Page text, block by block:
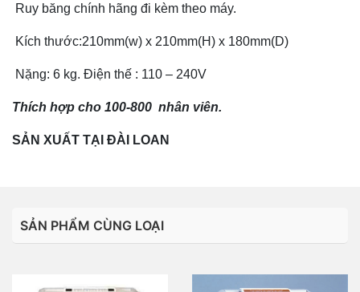
Ruy băng chính hãng đi kèm theo máy.
Kích thước:210mm(w) x 210mm(H) x 180mm(D)
Nặng: 6 kg. Điện thế : 110 – 240V
Thích hợp cho 100-800 nhân viên.
SẢN XUẤT TẠI ĐÀI LOAN
SẢN PHẨM CÙNG LOẠI